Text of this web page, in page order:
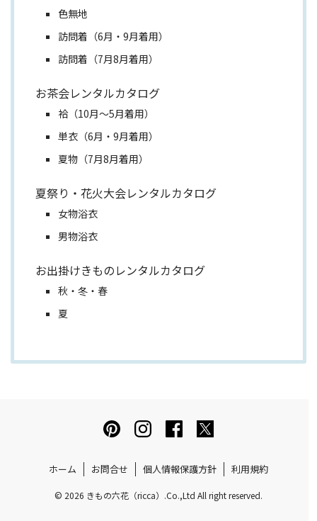
色無地
訪問着（6月・9月着用）
訪問着（7月8月着用）
お茶会レンタルカタログ
袷（10月～5月着用）
単衣（6月・9月着用）
夏物（7月8月着用）
夏祭り・花火大会レンタルカタログ
女物浴衣
男物浴衣
お出掛けきものレンタルカタログ
秋・冬・春
夏
ホーム お問合せ 個人情報保護方針 利用規約
© 2026 きもの六花（ricca）.Co.,Ltd All right reserved.